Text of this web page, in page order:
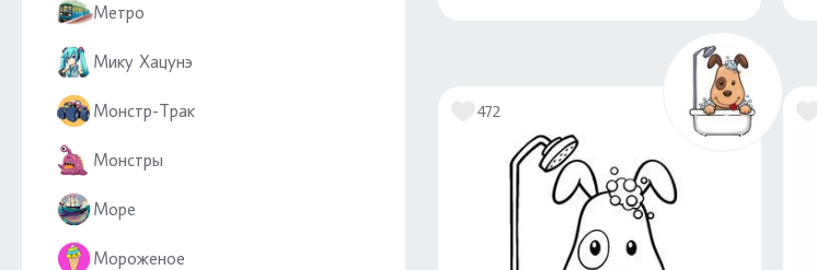
Метро
Мику Хацунэ
Монстр-Трак
Монстры
Море
Мороженое
472